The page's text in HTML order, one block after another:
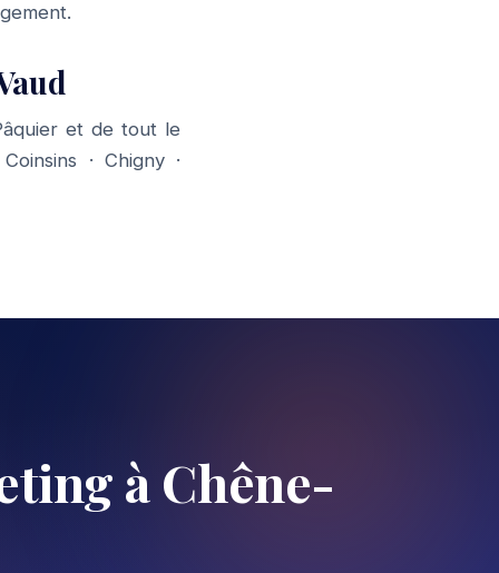
et de tout le
Coinsins · Chigny·
à Chêne-